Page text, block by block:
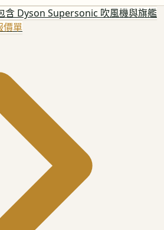
含 Dyson Supersonic 吹風機與旗艦
價單